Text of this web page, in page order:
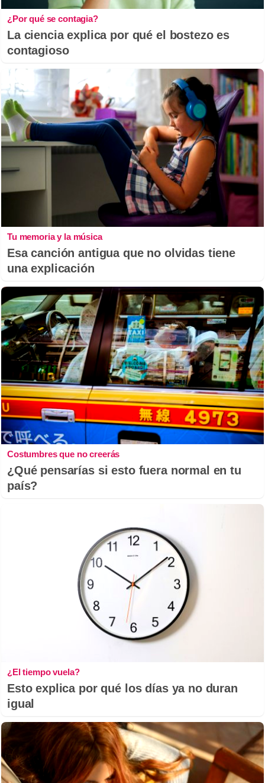
¿Por qué se contagia?
La ciencia explica por qué el bostezo es
contagioso
Tu memoria y la música
Esa canción antigua que no olvidas tiene
una explicación
Costumbres que no creerás
¿Qué pensarías si esto fuera normal en tu
país?
¿El tiempo vuela?
Esto explica por qué los días ya no duran
igual